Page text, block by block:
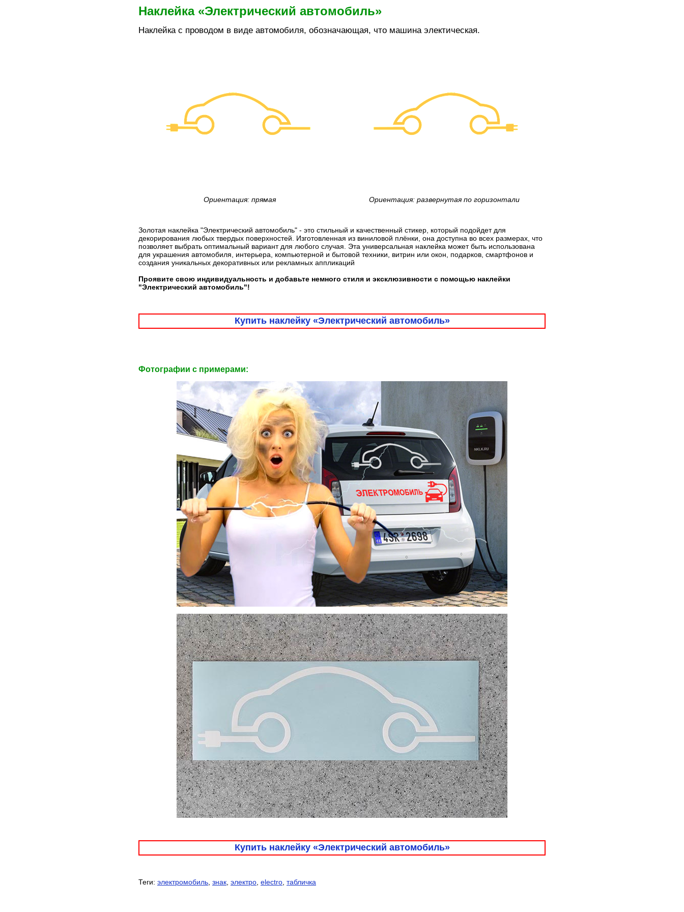
Наклейка «Электрический автомобиль»
Наклейка с проводом в виде автомобиля, обозначающая, что машина электическая.
Ориентация: прямая Ориентация: развернутая по горизонтали
Золотая наклейка "Электрический автомобиль" - это стильный и качественный стикер, который подойдет для
декорирования любых твердых поверхностей. Изготовленная из виниловой плёнки, она доступна во всех размерах, что
позволяет выбрать оптимальный вариант для любого случая. Эта универсальная наклейка может быть использована
для украшения автомобиля, интерьера, компьютерной и бытовой техники, витрин или окон, подарков, смартфонов и
создания уникальных декоративных или рекламных аппликаций
Проявите свою индивидуальность и добавьте немного стиля и эксклюзивности с помощью наклейки
"Электрический автомобиль"!
Купить наклейку «Электрический автомобиль»
Фотографии c примерами:
Купить наклейку «Электрический автомобиль»
Теги: электромобиль знак электро electro табличка